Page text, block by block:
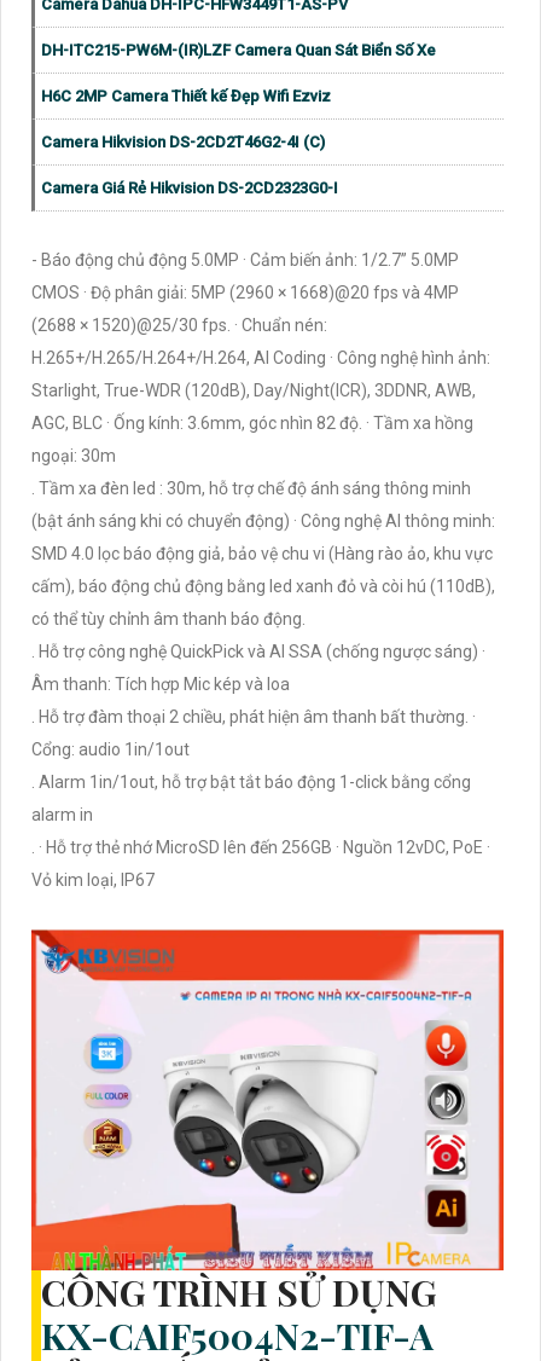
Camera Dahua DH-IPC-HFW3449T1-AS-PV
DH-ITC215-PW6M-(IR)LZF Camera Quan Sát Biển Số Xe
H6C 2MP Camera Thiết kế Đẹp Wifi Ezviz
Camera Hikvision DS-2CD2T46G2-4I (C)
Camera Giá Rẻ Hikvision DS-2CD2323G0-I
- Báo động chủ động 5.0MP · Cảm biến ảnh: 1/2.7” 5.0MP
CMOS · Độ phân giải: 5MP (2960 × 1668)@20 fps và 4MP
(2688 × 1520)@25/30 fps. · Chuẩn nén:
H.265+/H.265/H.264+/H.264, AI Coding · Công nghệ hình ảnh:
Starlight, True-WDR (120dB), Day/Night(ICR), 3DDNR, AWB,
AGC, BLC · Ống kính: 3.6mm, góc nhìn 82 độ. · Tầm xa hồng
ngoại: 30m
. Tầm xa đèn led : 30m, hỗ trợ chế độ ánh sáng thông minh
(bật ánh sáng khi có chuyển động) · Công nghệ AI thông minh:
SMD 4.0 lọc báo động giả, bảo vệ chu vi (Hàng rào ảo, khu vực
cấm), báo động chủ động bằng led xanh đỏ và còi hú (110dB),
có thể tùy chỉnh âm thanh báo động.
. Hỗ trợ công nghệ QuickPick và AI SSA (chống ngược sáng) ·
Âm thanh: Tích hợp Mic kép và loa
. Hỗ trợ đàm thoại 2 chiều, phát hiện âm thanh bất thường. ·
Cổng: audio 1in/1out
. Alarm 1in/1out, hỗ trợ bật tắt báo động 1-click bằng cổng
alarm in
. · Hỗ trợ thẻ nhớ MicroSD lên đến 256GB · Nguồn 12vDC, PoE ·
Vỏ kim loại, IP67
CÔNG TRÌNH SỬ DỤNG
KX-CAIF5004N2-TIF-A